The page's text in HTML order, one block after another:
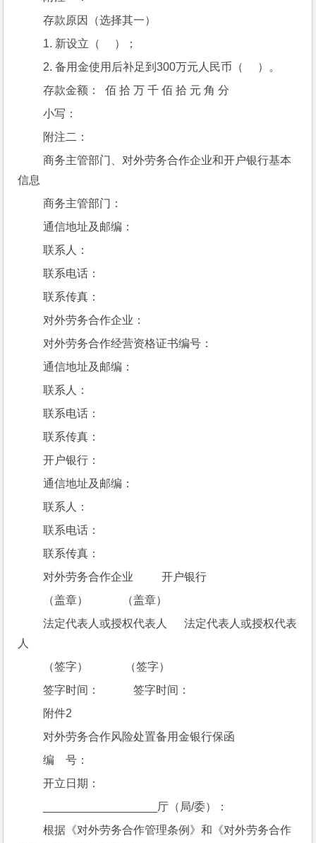
存款原因（选择其一）
1. 新设立（     ）；
2. 备用金使用后补足到300万元人民币（     ）。
存款金额：  佰 拾 万 千 佰 拾 元 角 分
小写：
附注二：
商务主管部门、对外劳务合作企业和开户银行基本
信息
商务主管部门：
通信地址及邮编：
联系人：
联系电话：
联系传真：
对外劳务合作企业：
对外劳务合作经营资格证书编号：
通信地址及邮编：
联系人：
联系电话：
联系传真：
开户银行：
通信地址及邮编：
联系人：
联系电话：
联系传真：
对外劳务合作企业          开户银行
（盖章）            （盖章）
法定代表人或授权代表人      法定代表人或授权代表
人
（签字）             （签字）
签字时间：            签字时间：
附件2
对外劳务合作风险处置备用金银行保函
编    号：
开立日期：
__________________厅（局/委）：
根据《对外劳务合作管理条例》和《对外劳务合作